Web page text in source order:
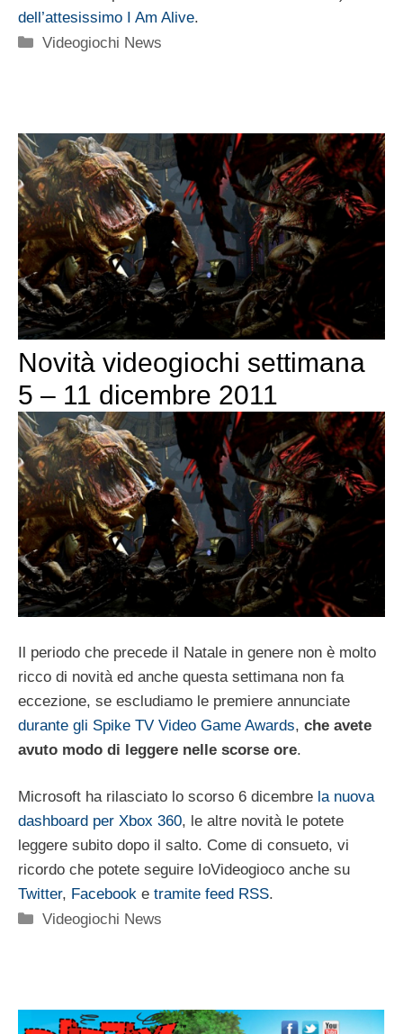
dell’attesissimo I Am Alive.
Categorie
Videogiochi News
Novità videogiochi settimana
5 – 11 dicembre 2011
Il periodo che precede il Natale in genere non è molto
ricco di novità ed anche questa settimana non fa
eccezione, se escludiamo le premiere annunciate
durante gli Spike TV Video Game Awards, che avete
avuto modo di leggere nelle scorse ore.
Microsoft ha rilasciato lo scorso 6 dicembre la nuova
dashboard per Xbox 360, le altre novità le potete
leggere subito dopo il salto. Come di consueto, vi
ricordo che potete seguire IoVideogioco anche su
Twitter, Facebook e tramite feed RSS.
Categorie
Videogiochi News